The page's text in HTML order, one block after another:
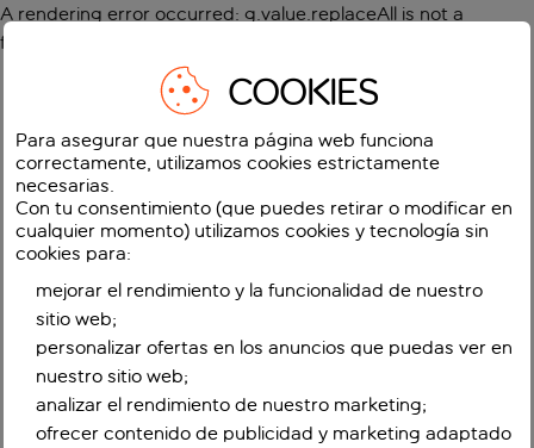
A rendering error occurred: g.value.replaceAll is not a
function
COOKIES
Para asegurar que nuestra página web funciona
correctamente, utilizamos cookies estrictamente
necesarias.
Con tu consentimiento (que puedes retirar o modificar en
cualquier momento) utilizamos cookies y tecnología sin
cookies para:
mejorar el rendimiento y la funcionalidad de nuestro
sitio web;
personalizar ofertas en los anuncios que puedas ver en
nuestro sitio web;
analizar el rendimiento de nuestro marketing;
ofrecer contenido de publicidad y marketing adaptado